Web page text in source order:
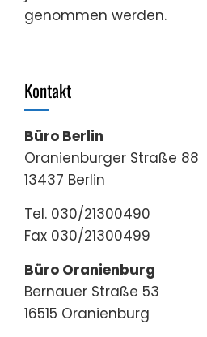
genommen werden.
Kontakt
Büro Berlin
Oranienburger Straße 88
13437 Berlin
Tel. 030/21300490
Fax 030/21300499
Büro Oranienburg
Bernauer Straße 53
16515 Oranienburg